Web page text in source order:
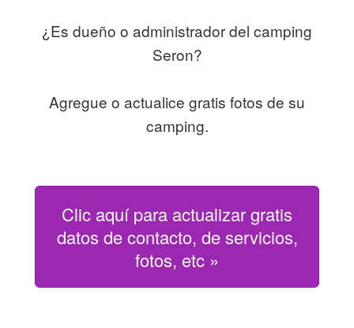
¿Es dueño o administrador del camping
Seron?
Agregue o actualice gratis fotos de su
camping.
Clic aquí para actualizar gratis
datos de contacto, de servicios,
fotos, etc »